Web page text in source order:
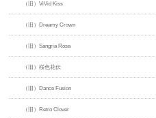
（旧）ViVid Kiss
（旧）Dreamy Crown
（旧）Sangria Rosa
（旧）桜色花伝
（旧）Dance Fusion
（旧）Retro Clover